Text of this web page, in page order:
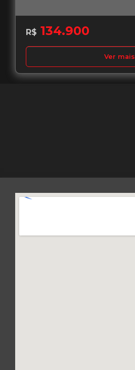
R$ 134.900
Ver mais